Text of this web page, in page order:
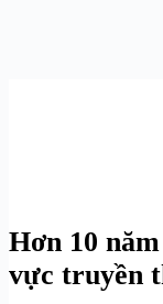
Hơn 10
vực truyền